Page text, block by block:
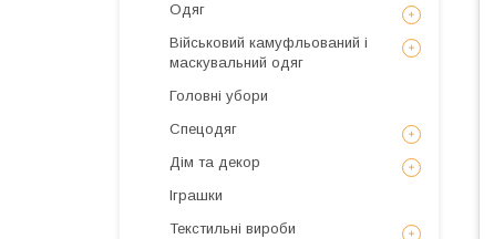
Одяг
Військовий камуфльований і
маскувальний одяг
Головні убори
Спецодяг
Дім та декор
Іграшки
Текстильні вироби